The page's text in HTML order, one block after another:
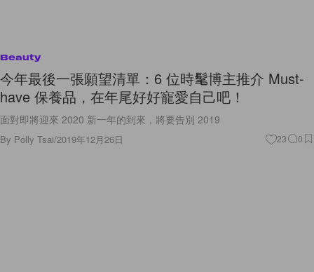
Beauty
今年最後一張願望清單：6 位時髦博主推介 Must-
have 保養品，在年尾好好寵愛自己吧！
面對即將迎來 2020 新一年的到來，將要告別 2019
By Polly Tsai/2019年12月26日 23 0